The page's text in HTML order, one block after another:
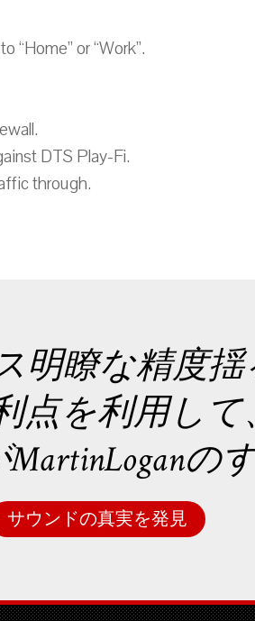
“Home” or “Work”.
DTS Play-Fi.
through.
明瞭な精度
点を利用し
の
サウンドの真実を発見